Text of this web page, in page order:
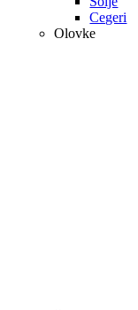
Cegeri
Olovke